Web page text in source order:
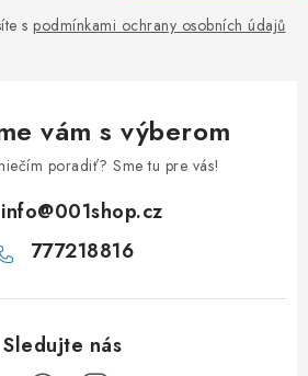
s podmínkami ochrany osobních údajů
vám s výberom
poradiť? Sme tu pre vás!
info@001shop.cz
777218816